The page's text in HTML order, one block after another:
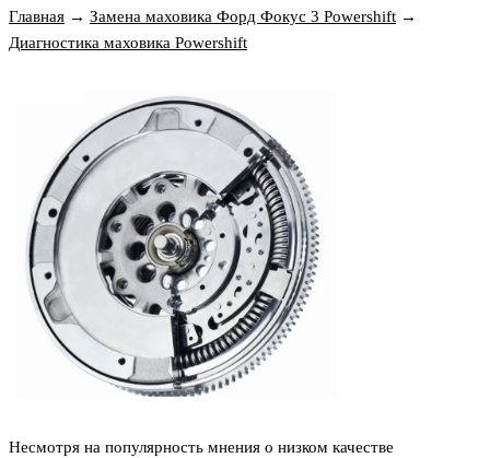
Главная → Замена маховика Форд Фокус 3 Powershift →
Диагностика маховика Powershift
Несмотря на популярность мнения о низком качестве